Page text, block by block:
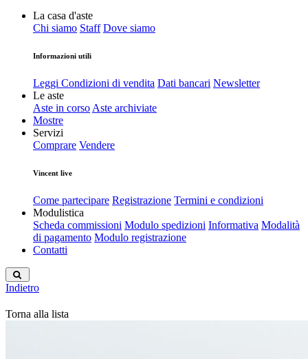
La casa d'aste
Chi siamo Staff Dove siamo
Informazioni utili
Leggi Condizioni di vendita Dati bancari Newsletter
Le aste
Aste in corso Aste archiviate
Mostre
Servizi
Comprare Vendere
Vincent live
Come partecipare Registrazione Termini e condizioni
Modulistica
Scheda commissioni Modulo spedizioni Informativa Modalità
di pagamento Modulo registrazione
Contatti
Indietro
Torna alla lista